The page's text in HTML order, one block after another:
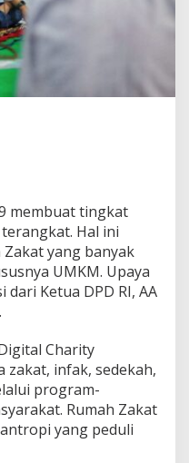
membuat tingkat
Hal ini
yang banyak
UMKM. Upaya
Ketua DPD RI, AA
Charity
zakat, infak, sedekah,
program-
Rumah Zakat
yang peduli